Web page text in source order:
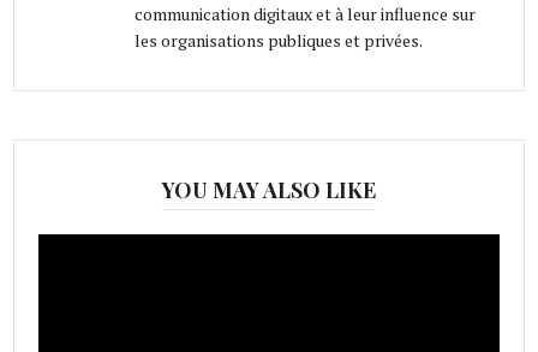
communication digitaux et à leur influence sur
les organisations publiques et privées.
YOU MAY ALSO LIKE